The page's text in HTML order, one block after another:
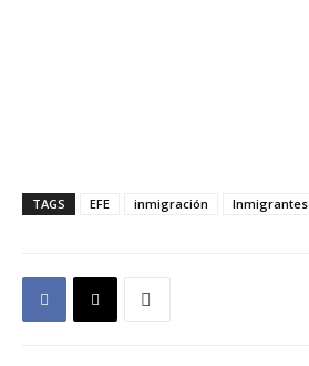
TAGS EFE inmigración Inmigrantes